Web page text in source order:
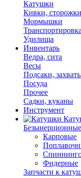
Катушки
Кивки,
Мормышки
Удилища
Инвентарь
Ведра, сита
Весы
Подсаки,
Посуда
Прочее
Садки, куканы
Инструмент
Безынерционные
Карповые
Фидерные
Запчасти к